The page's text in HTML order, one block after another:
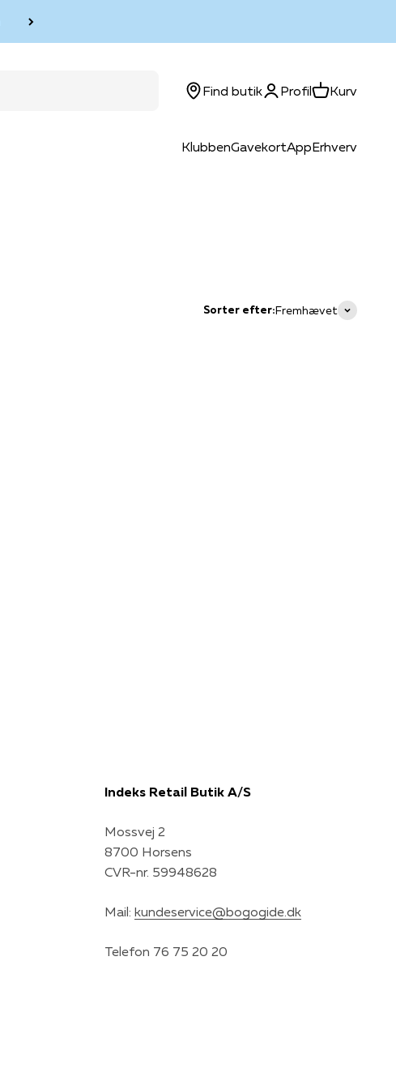
KlubbenGavekortAppErhverv
Find butikLog ind
ProfilKurvKurv
Sorter efter:Fremhævet
Indeks Retail Butik A/S
Mossvej 2
8700 Horsens
CVR-nr. 59948628
Mail: kundeservice@bogogide.dk
Telefon 76 75 20 20